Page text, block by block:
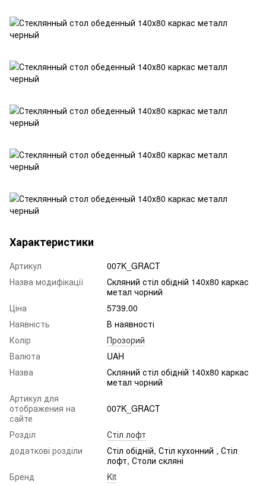
Характеристики
Артикул
007K_GRACT
Назва модифікації
Скляний стіл обідній 140х80 каркас
метал чорний
Ціна
5739.00
Наявність
В наявності
Колір
Прозорий
Валюта
UAH
Назва
Скляний стіл обідній 140х80 каркас
метал чорний
Артикул для
отображения на
сайте
007K_GRACT
Розділ
Стіл лофт
додаткові розділи
Стіл обідній, Стіл кухонний , Стіл
лофт, Столи скляні
Бренд
Kit